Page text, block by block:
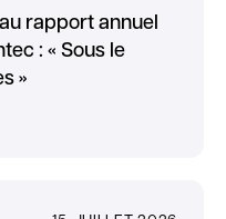
rapport annuel
: « Sous le
»